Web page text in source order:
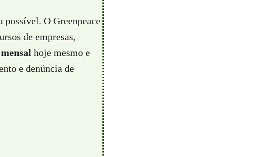
possível. O Greenpeace
de empresas,
hoje mesmo e
e denúncia de